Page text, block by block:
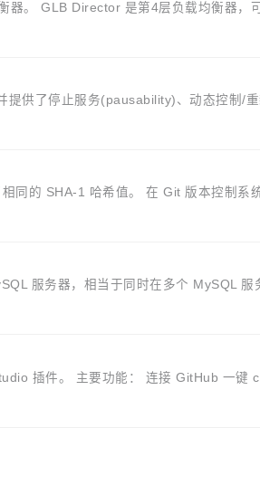
器。 GLB Director 是第4层负载均衡器，
供了停止服务(pausability)、动态控制/重
同的 SHA-1 哈希值。 在 Git 版本控制系
服务器，相当于同时在多个 MySQL 服
插件。 主要功能： 连接 GitHub 一键